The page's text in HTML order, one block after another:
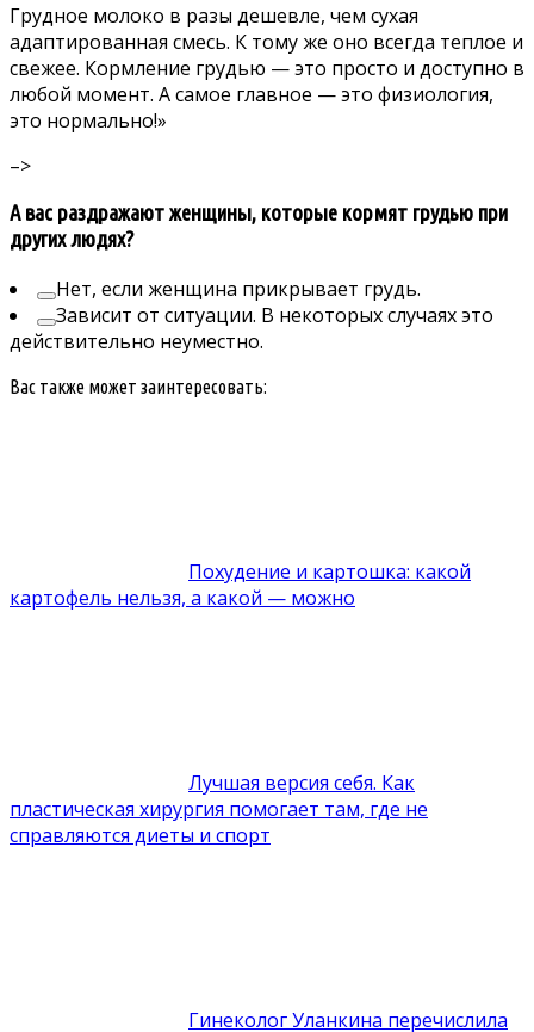
Грудное молоко в разы дешевле, чем сухая
адаптированная смесь. К тому же оно всегда теплое и
свежее. Кормление грудью — это просто и доступно в
любой момент. А самое главное — это физиология,
это нормально!»
–>
А вас раздражают женщины, которые кормят грудью при
других людях?
Нет, если женщина прикрывает грудь.
Зависит от ситуации. В некоторых случаях это
действительно неуместно.
Вас также может заинтересовать:
Похудение и картошка: какой
картофель нельзя, а какой — можно
Лучшая версия себя. Как
пластическая хирургия помогает там, где не
справляются диеты и спорт
Гинеколог Уланкина перечислила